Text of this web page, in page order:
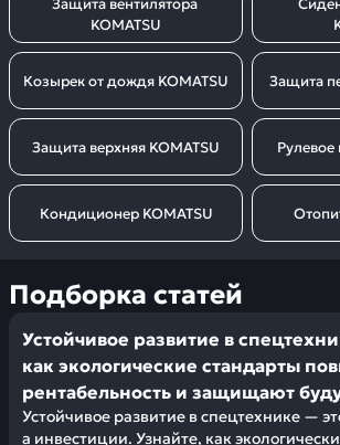
Защита вентилятора
KOMATSU
Козырек от дождя KOMATSU Защита
Защита верхняя KOMATSU Рулевое
Кондиционер KOMATSU
Подборка статей
Устойчивое развитие в
как экологические стандарты
рентабельность и защищают
Устойчивое развитие в спецтехнике —
а инвестиции. Узнайте, как